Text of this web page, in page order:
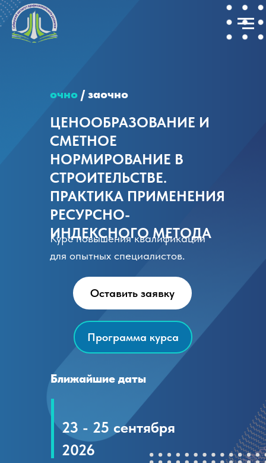
ЦЕНООБРАЗОВАНИЕ И
СМЕТНОЕ
НОРМИРОВАНИЕ В
СТРОИТЕЛЬСТВЕ.
ПРАКТИКА ПРИМЕНЕНИЯ
РЕСУРСНО-
ИНДЕКСНОГО МЕТОДА
Курс повышения квалификации
для опытных специалистов.
Оставить заявку
Программа курса
Ближайшие даты
очно / заочно
23 - 25 сентября
2026